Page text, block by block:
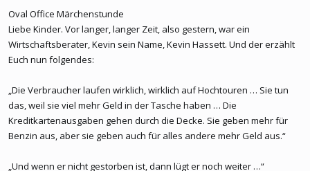
Oval Office Märchenstunde
Liebe Kinder. Vor langer, langer Zeit, also gestern, war ein
Wirtschaftsberater, Kevin sein Name, Kevin Hassett. Und der erzählt
Euch nun folgendes:
„Die Verbraucher laufen wirklich, wirklich auf Hochtouren … Sie tun
das, weil sie viel mehr Geld in der Tasche haben … Die
Kreditkartenausgaben gehen durch die Decke. Sie geben mehr für
Benzin aus, aber sie geben auch für alles andere mehr Geld aus.“
„Und wenn er nicht gestorben ist, dann lügt er noch weiter …“